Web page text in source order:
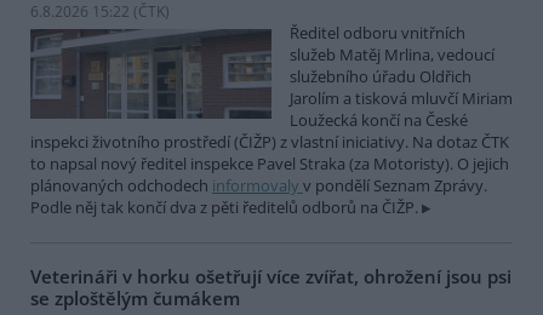
6.8.2026 15:22 (ČTK)
Ředitel odboru vnitřních
služeb Matěj Mrlina, vedoucí
služebního úřadu Oldřich
Jarolím a tisková mluvčí Miriam
Loužecká končí na České
inspekci životního prostředí (ČIŽP) z vlastní iniciativy. Na dotaz ČTK
to napsal nový ředitel inspekce Pavel Straka (za Motoristy). O jejich
plánovaných odchodech informovaly v pondělí Seznam Zprávy.
Podle něj tak končí dva z pěti ředitelů odborů na ČIŽP.
Veterináři v horku ošetřují více zvířat, ohrožení jsou psi
se zploštělým čumákem